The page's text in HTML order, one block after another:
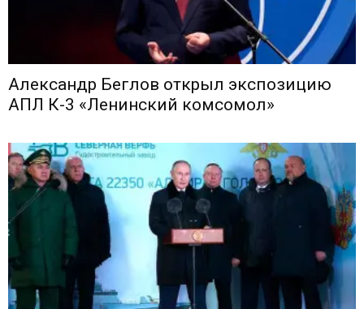
Александр Беглов открыл экспозицию
АПЛ К-3 «Ленинский комсомол»